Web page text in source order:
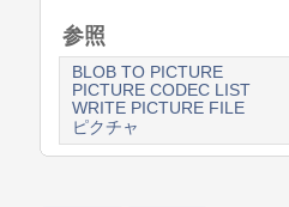
参照
BLOB TO PICTURE
PICTURE CODEC LIST
WRITE PICTURE FILE
ピクチャ